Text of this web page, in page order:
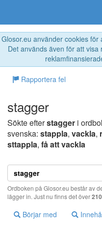
Glosor.eu använder cookies
Det används även för att
Rapportera fel
stagger
Sökte efterstagger i
svenska: stappla, vackla,
sttappla, få att vackla
Ordboken på Glosor.eu består av
lägger in. Just nu finns det över
Börjar med